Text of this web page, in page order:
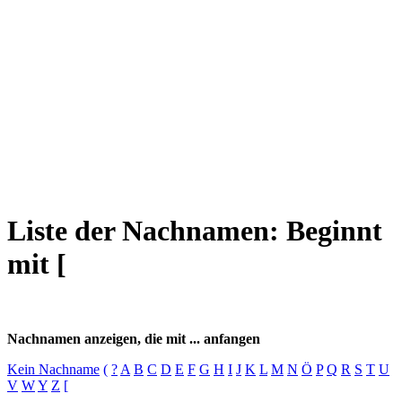
Liste der Nachnamen: Beginnt
mit [
Nachnamen anzeigen, die mit ... anfangen
Kein Nachname ( ? A B C D E F G H I J K L M N Ö P Q R S T U
V WY Z [